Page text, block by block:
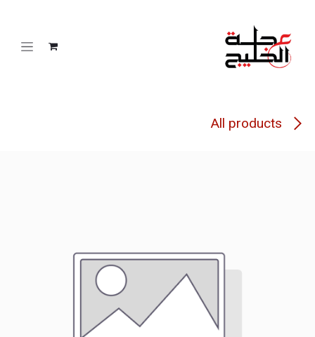
All products